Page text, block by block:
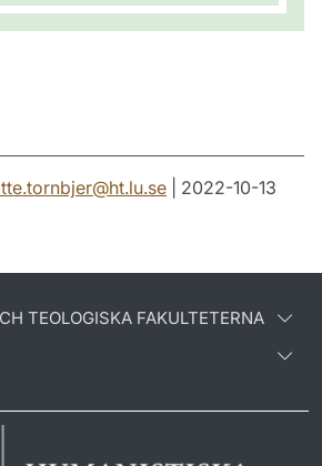
@ht.lu.se | 2022-10-13
TEOLOGISKA FAKULTETERNA